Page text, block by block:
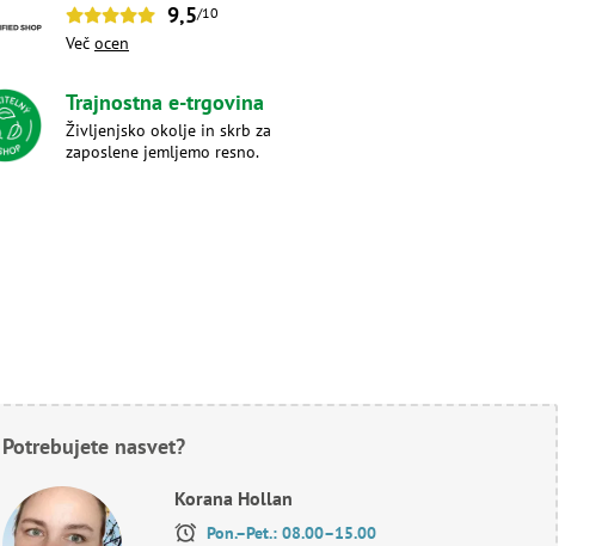
9,5/10
Več ocen
Trajnostna e-trgovina
Življenjsko okolje in skrb za
zaposlene jemljemo resno.
Potrebujete nasvet?
Korana Hollan
Pon.–Pet.: 08.00–15.00